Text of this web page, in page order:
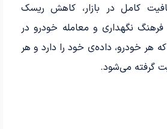
کامل در بازار، کاهش ریسک
فرهنگ نگهداری و معامله خودرو در
خودرو، داده‌ی خود را دارد و هر
گرفته می‌شود.